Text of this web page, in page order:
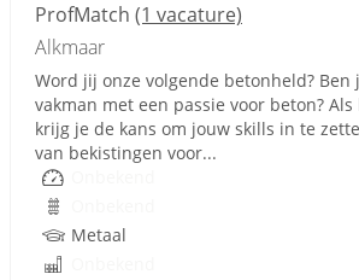
ProfMatch (1 vacature)
Alkmaar
Word jij onze volgende betonheld? Ben
vakman met een passie voor beton?
krijg je de kans om jouw skills in te
van bekistingen voor...
Metaal